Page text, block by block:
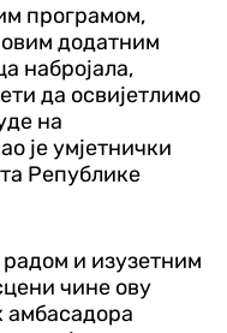
програмом,
додатним
набројала,
да освијетлимо
на
је умјетнички
Републике
и изузетним
чине ову
амбасадора